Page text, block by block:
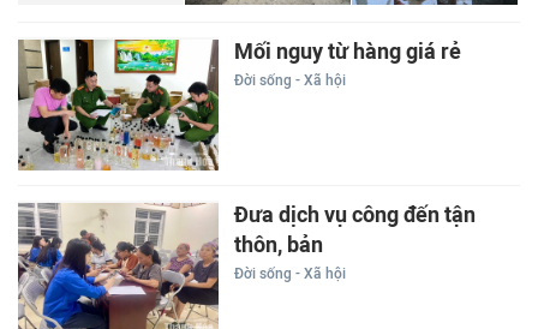
Mối nguy từ hàng giá rẻ
Đời sống - Xã hội
Đưa dịch vụ công đến tận
thôn, bản
Đời sống - Xã hội